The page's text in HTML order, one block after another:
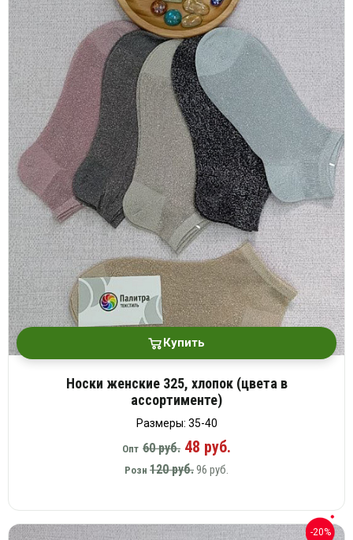
Купить
Носки женские 325, хлопок (цвета в
ассортименте)
Размеры: 35-40
Опт 60 руб. 48 руб.
Розн 120 руб.96 руб.
-20%